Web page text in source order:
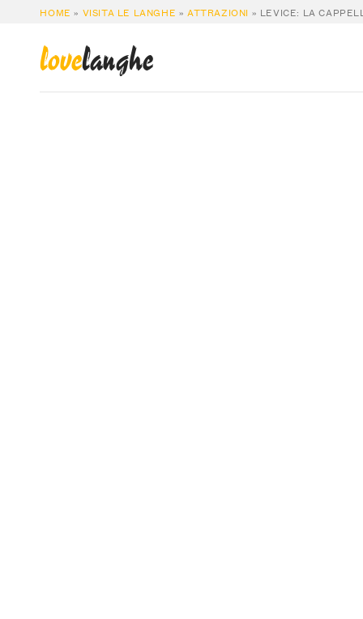
HOME » VISITA LE LANGHE » ATTRAZIONI » LEVICE: LA
lovelanghe